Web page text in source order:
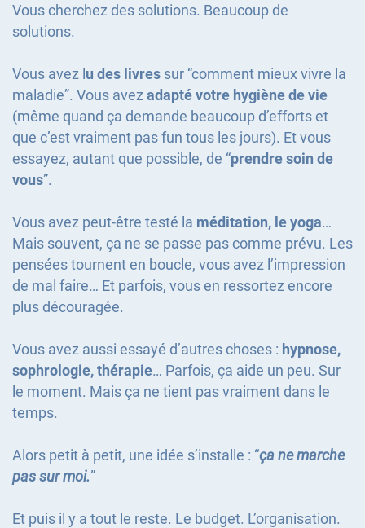
Vous cherchez des solutions. Beaucoup de
solutions.
Vous avez l u des livres sur “comment mieux vivre la
maladie”. Vous avez adapté votre hygiène de vie
(même quand ça demande beaucoup d’efforts et
que c’est vraiment pas fun tous les jours). Et vous
essayez, autant que possible, de “prendre soin de
vous”.
Vous avez peut-être testé la méditation, le yoga…
Mais souvent, ça ne se passe pas comme prévu. Les
pensées tournent en boucle, vous avez l’impression
de mal faire… Et parfois, vous en ressortez encore
plus découragée.
Vous avez aussi essayé d’autres choses : hypnose,
sophrologie, thérapie… Parfois, ça aide un peu. Sur
le moment. Mais ça ne tient pas vraiment dans le
temps.
Alors petit à petit, une idée s’installe : “ça ne marche
pas sur moi.”
Et puis il y a tout le reste. Le budget. L’organisation.